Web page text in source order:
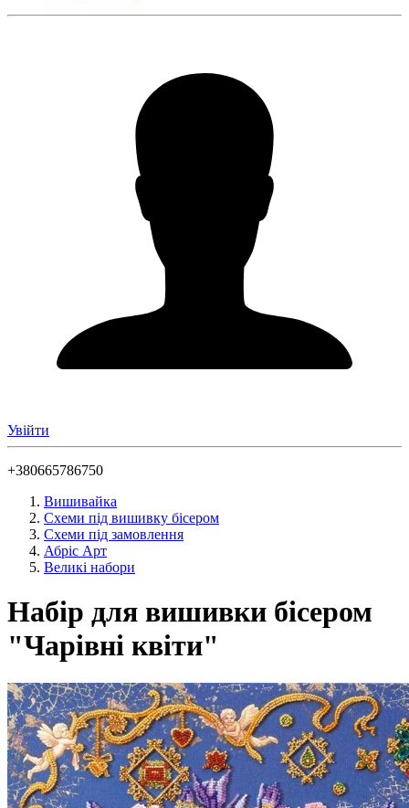
Увійти
+380665786750
Вишивайка
Схеми під вишивку бісером
Схеми під замовлення
Абріс Арт
Великі набори
Набір для вишивки бісером
"Чарівні квіти"